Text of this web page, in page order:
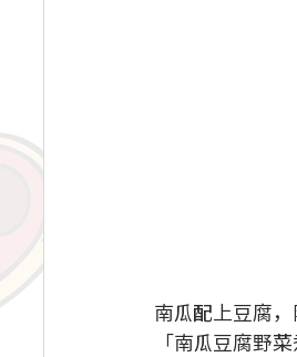
南瓜配上豆腐
「南瓜豆腐野